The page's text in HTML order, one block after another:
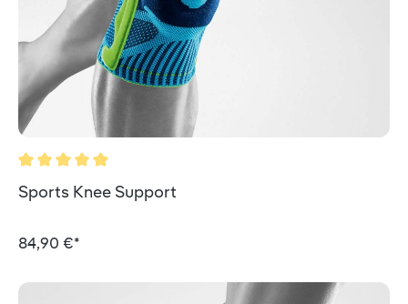
Durchschnittliche Bewertung von 5 von 5 Sternen
Sports Knee Support
84,90 €*